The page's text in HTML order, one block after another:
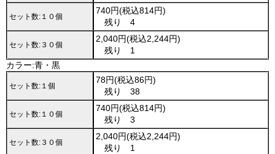
セット数:１０個
740円(税込814円)
残り 4
セット数:３０個
2,040円(税込2,244円)
残り 1
カラー:青・黒
セット数:１個
78円(税込86円)
残り 38
セット数:１０個
740円(税込814円)
残り 3
セット数:３０個
2,040円(税込2,244円)
残り 1